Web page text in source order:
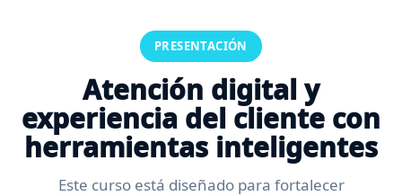
PRESENTACIÓN
Atención digital y
experiencia del cliente con
herramientas inteligentes
Este curso está diseñado para fortalecer